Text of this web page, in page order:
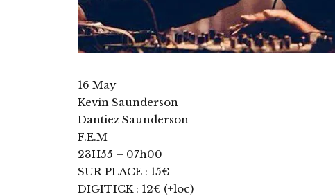
16 May
Kevin Saunderson
Dantiez Saunderson
F.E.M
23H55 – 07h00
SUR PLACE : 15€
DIGITICK : 12€ (+loc)